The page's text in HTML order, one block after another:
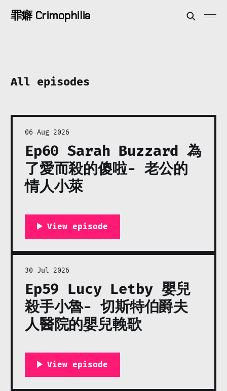
罪癖 Crimophilia
All episodes
Ep60 Sarah Buzzard 為
了愛而殺的傻啦- 老公的
情人小萊
06 Aug 2026
Ep59 Lucy Letby 嬰兒
殺手小魯- 切斯特伯爵夫
人醫院的嬰兒輓歌
30 Jul 2026